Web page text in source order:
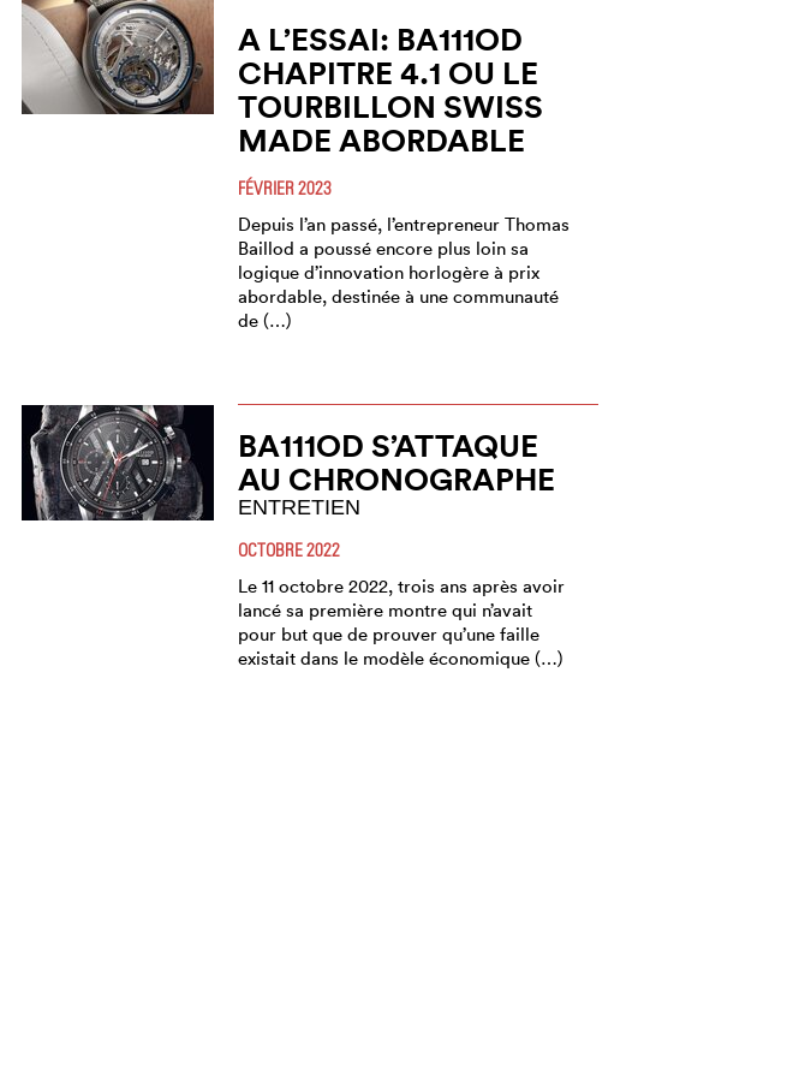
A L’ESSAI: BA111OD
CHAPITRE 4.1 OU LE
TOURBILLON SWISS
MADE ABORDABLE
FÉVRIER 2023
Depuis l’an passé, l’entrepreneur Thomas
Baillod a poussé encore plus loin sa
logique d’innovation horlogère à prix
abordable, destinée à une communauté
de (…)
BA111OD S’ATTAQUE
AU CHRONOGRAPHE
ENTRETIEN
OCTOBRE 2022
Le 11 octobre 2022, trois ans après avoir
lancé sa première montre qui n’avait
pour but que de prouver qu’une faille
existait dans le modèle économique (…)